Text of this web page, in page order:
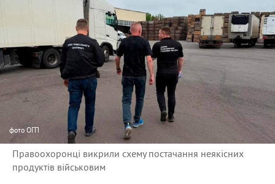
фото ОГП
Правоохоронці викрили схему постачання неякісних
продуктів військовим